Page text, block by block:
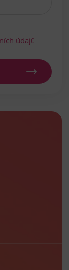
údajů